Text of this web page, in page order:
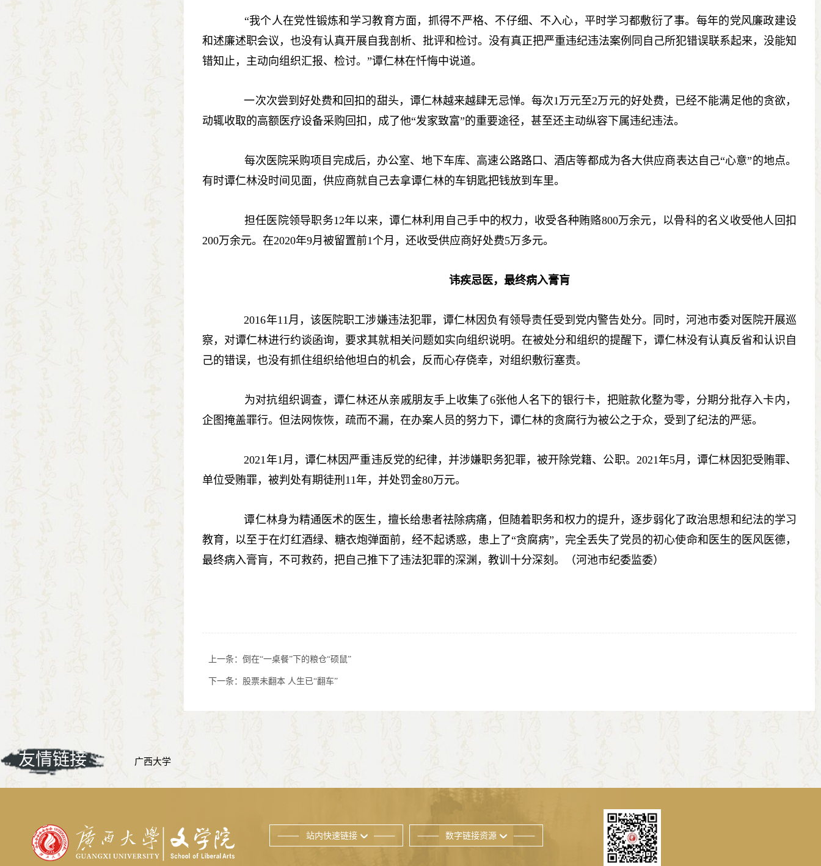
“我个人在党性锻炼和学习教育方面，抓得不严格、不仔细、不入心，平时学习都敷衍了事。每年的党风廉政建设
和述廉述职会议，也没有认真开展自我剖析、批评和检讨。没有真正把严重违纪违法案例同自己所犯错误联系起来，没能知
错知止，主动向组织汇报、检讨。”谭仁林在忏悔中说道。
一次次尝到好处费和回扣的甜头，谭仁林越来越肆无忌惮。每次1万元至2万元的好处费，已经不能满足他的贪欲，
动辄收取的高额医疗设备采购回扣，成了他“发家致富”的重要途径，甚至还主动纵容下属违纪违法。
每次医院采购项目完成后，办公室、地下车库、高速公路路口、酒店等都成为各大供应商表达自己“心意”的地点。
有时谭仁林没时间见面，供应商就自己去拿谭仁林的车钥匙把钱放到车里。
担任医院领导职务12年以来，谭仁林利用自己手中的权力，收受各种贿赂800万余元，以骨科的名义收受他人回扣
200万余元。在2020年9月被留置前1个月，还收受供应商好处费5万多元。
讳疾忌医，最终病入膏肓
2016年11月，该医院职工涉嫌违法犯罪，谭仁林因负有领导责任受到党内警告处分。同时，河池市委对医院开展巡
察，对谭仁林进行约谈函询，要求其就相关问题如实向组织说明。在被处分和组织的提醒下，谭仁林没有认真反省和认识自
己的错误，也没有抓住组织给他坦白的机会，反而心存侥幸，对组织敷衍塞责。
为对抗组织调查，谭仁林还从亲戚朋友手上收集了6张他人名下的银行卡，把赃款化整为零，分期分批存入卡内，
企图掩盖罪行。但法网恢恢，疏而不漏，在办案人员的努力下，谭仁林的贪腐行为被公之于众，受到了纪法的严惩。
2021年1月，谭仁林因严重违反党的纪律，并涉嫌职务犯罪，被开除党籍、公职。2021年5月，谭仁林因犯受贿罪、
单位受贿罪，被判处有期徒刑11年，并处罚金80万元。
谭仁林身为精通医术的医生，擅长给患者祛除病痛，但随着职务和权力的提升，逐步弱化了政治思想和纪法的学习
教育，以至于在灯红酒绿、糖衣炮弹面前，经不起诱惑，患上了“贪腐病”，完全丢失了党员的初心使命和医生的医风医德，
最终病入膏肓，不可救药，把自己推下了违法犯罪的深渊，教训十分深刻。（河池市纪委监委）
上一条： 倒在“一桌餐”下的粮仓“硕鼠”
下一条： 股票未翻本 人生已“翻车”
友情链接 广西大学
站内快速链接 数字链接资源